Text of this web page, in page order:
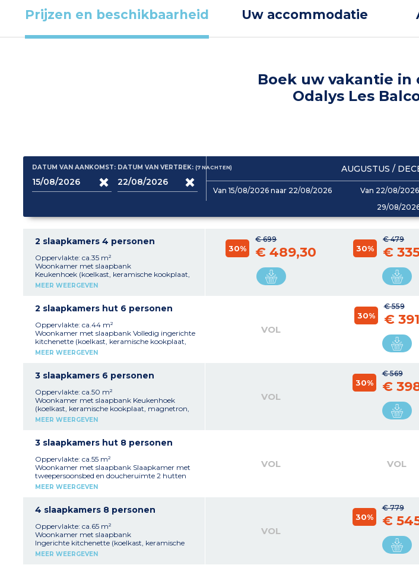
Prijzen en beschikbaarheid Uw accommodatie
Boek uw vakantie in
Odalys Les
DATUM VAN AANKOMST: DATUM VAN VERTREK:(7NACHTEN) AUGUSTUS /
Van 15/08/2026 naar 22/08/2026
Van 22/08/
29/08/
2 slaapkamers 4 personen
Oppervlakte: ca.35 m²
Woonkamer met slaapbank
Keukenhoek (koelkast, keramische kookplaat,
magnetron, vaatwasser,
Slaapkamer met tweepersoonsbed Badkamer
MEER WEERGEVEN
€ 699
30% € 489,30
€ 479
30% €
2 slaapkamers hut 6 personen
Oppervlakte: ca.44 m²
Woonkamer met slaapbank Volledig ingerichte
kitchenette (koelkast, keramische kookplaat,
magnetron, vaatwasser, waterkoker,
2 stapelbedden (deur en raam)
Badkamer, aparte wc
Alle 2-kamer cabine (kleine kamer met
raam)woningen voor 6 personen bevinden
zich aan de oostkant .
MEER WEERGEVEN
VOL
€ 559
30% €
3 slaapkamers 6 personen
Oppervlakte: ca.50 m²
Woonkamer met slaapbank Keukenhoek
(koelkast, keramische kookplaat, magnetron,
vaatwasser, waterkoker, broodrooster,
doucheruimte
Slaapkamer met 2 eenpersoonsbedden
Badkamer met aparte wc
MEER WEERGEVEN
VOL
€ 569
30% €
3 slaapkamers hut 8 personen
Oppervlakte: ca.55 m²
Woonkamer met slaapbank Slaapkamer met
tweepersoonsbed en doucheruimte 2 hutten
met stapelbed (raam en deur) Ingerichte
broodrooster, capsulekoffiezetapparaat)
Badkamer
1 Aparte wc
MEER WEERGEVEN
VOL VOL
4 slaapkamers 8 personen
Oppervlakte: ca.65 m²
Woonkamer met slaapbank
Ingerichte kitchenette (koelkast, keramische
kookplaat, magnetron, vaatwasser,
MEER WEERGEVEN
VOL
€ 779
30% €